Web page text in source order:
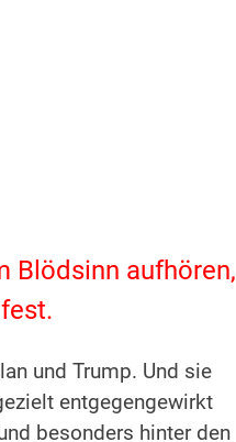
Blödsinn aufhören,
und Trump. Und sie
entgegengewirkt
besonders hinter den